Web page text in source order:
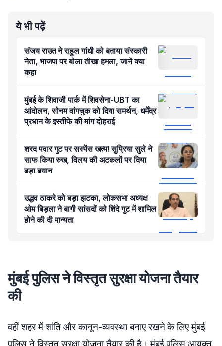
ये भी पढ़ें
संजय राउत ने राहुल गांधी को बताया संस्कारी
नेता, भाजपा पर बोला तीखा हमला, जानें क्या
कहा
मुंबई के शिवाजी पार्क में शिवसेना-UBT का
आंदोलन, सोनम वांगचुक को दिया समर्थन, धर्मेंद्र
प्रधान के इस्तीफे की मांग दोहराई
शरद पवार गुट पर सस्पेंस खत्म! सुप्रिया सुले ने
साफ किया रुख, विलय की अटकलों पर दिया
बड़ा बयान
उद्धव ठाकरे को बड़ा झटका, लोकसभा अध्यक्ष
ओम बिड़ला ने बागी सांसदों को शिंदे गुट में शामिल
होने की दी मान्यता
मुंबई पुलिस ने विस्तृत सुरक्षा योजना तैयार
की
वहीं शहर में शांति और कानून-व्यवस्था बनाए रखने के लिए मुंबई